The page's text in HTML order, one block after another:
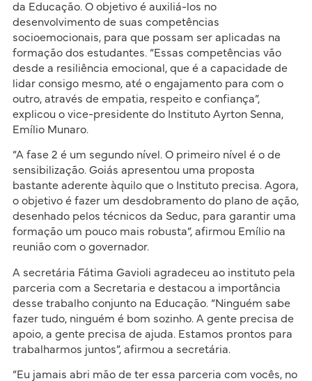
da Educação. O objetivo é auxiliá-los no
desenvolvimento de suas competências
socioemocionais, para que possam ser aplicadas na
formação dos estudantes. “Essas competências vão
desde a resiliência emocional, que é a capacidade de
lidar consigo mesmo, até o engajamento para com o
outro, através de empatia, respeito e confiança”,
explicou o vice-presidente do Instituto Ayrton Senna,
Emílio Munaro.
“A fase 2 é um segundo nível. O primeiro nível é o de
sensibilização. Goiás apresentou uma proposta
bastante aderente àquilo que o Instituto precisa. Agora,
o objetivo é fazer um desdobramento do plano de ação,
desenhado pelos técnicos da Seduc, para garantir uma
formação um pouco mais robusta”, afirmou Emílio na
reunião com o governador.
A secretária Fátima Gavioli agradeceu ao instituto pela
parceria com a Secretaria e destacou a importância
desse trabalho conjunto na Educação. “Ninguém sabe
fazer tudo, ninguém é bom sozinho. A gente precisa de
apoio, a gente precisa de ajuda. Estamos prontos para
trabalharmos juntos”, afirmou a secretária.
“Eu jamais abri mão de ter essa parceria com vocês, no